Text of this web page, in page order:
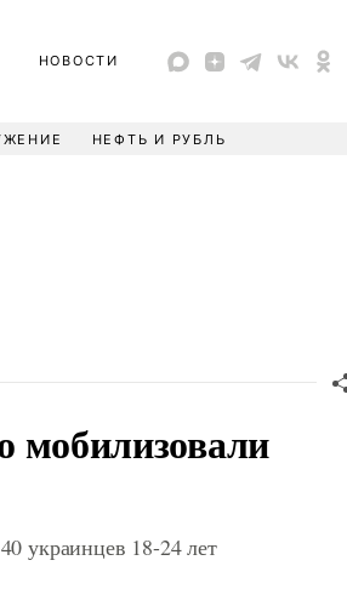
НОВОСТИ
НЕФТЬ И РУБЛЬ
мобилизовали
украинцев 18-24 лет